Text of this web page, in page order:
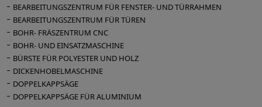
BEARBEITUNGSZENTRUM FÜR FENSTER- UND TÜRRAHMEN
BEARBEITUNGSZENTRUM FÜR TÜREN
BOHR- FRÄSZENTRUM CNC
BOHR- UND EINSATZMASCHINE
BÜRSTE FÜR POLYESTER UND HOLZ
DICKENHOBELMASCHINE
DOPPELKAPPSÄGE
DOPPELKAPPSÄGE FÜR ALUMINIUM